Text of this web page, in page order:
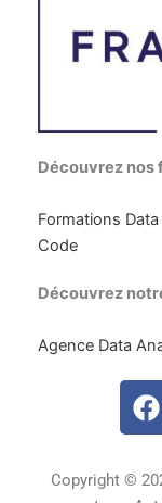
Découvrez nos
Formations
Code
Découvrez
Agence Data
F
a
e
Copyright ©